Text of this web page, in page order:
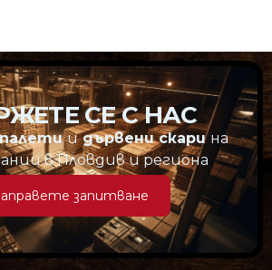
СЕ С НАС
идървени скарина
в Пловдив и региона
запитване